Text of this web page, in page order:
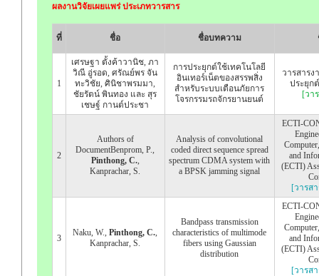
ผลงานวิจัยเผยแพร่ ประเภทวารสาร
ที่ ชื่อ ชื่อบทความ
1
เศรษฐา ตั้งค้าวานิช, ภา
วิณี อู่รอด, ศรัณย์พร จัน
ทะวิชัย, ศินิชาพรมมา,
ชัยรัตน์ พินทอง และ สุร
เชษฐ์ กานต์ประชา
การประยุกต์ใช้เทคโนโลยี
อินเทอร์เน็ตของสรรพสิ่ง
สำหรับระบบเตือนภัยการ
โจรกรรมรถจักรยานยนต์
วารสาร
ประยุก
[วา
2
Authors of
DocumentBenprom, P.,
Pinthong, C.,
Kanprachar, S.
Analysis of convolutional
coded direct sequence spread
spectrum CDMA system with
a BPSK jamming signal
ECTI-
and
(ECTI)
[วารส
3
Naku, W., Pinthong, C.
Kanprachar, S.
Bandpass transmission
characteristics of multimode
fibers using Gaussian
distribution
ECTI-
and
(ECTI)
[วารส